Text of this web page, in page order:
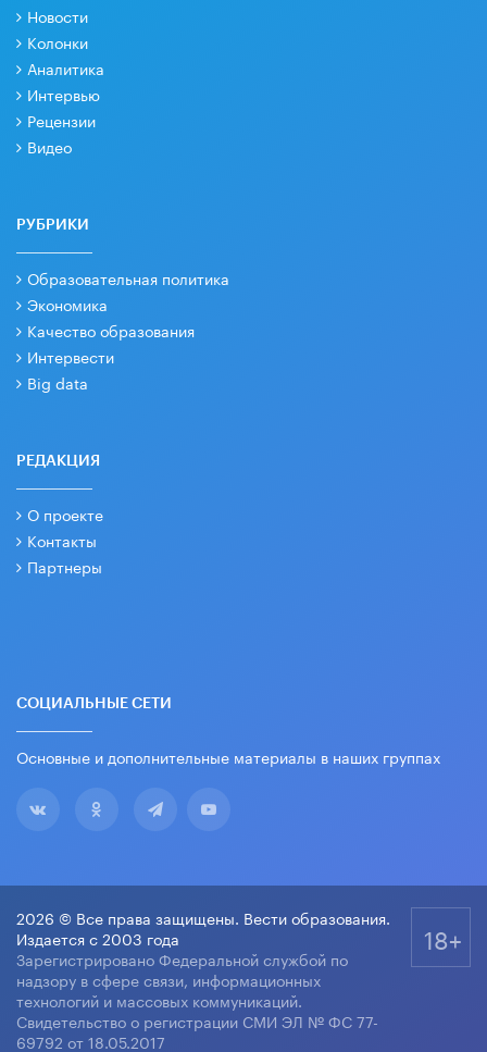
Новости
Колонки
Аналитика
Интервью
Рецензии
Видео
РУБРИКИ
Образовательная политика
Экономика
Качество образования
Интервести
Big data
РЕДАКЦИЯ
О проекте
Контакты
Партнеры
СОЦИАЛЬНЫЕ СЕТИ
Основные и дополнительные материалы в наших группах
2026 © Все права защищены. Вести образования.
Издается с 2003 года
Зарегистрировано Федеральной службой по
надзору в сфере связи, информационных
технологий и массовых коммуникаций.
Свидетельство о регистрации СМИ ЭЛ № ФС 77-
69792 от 18.05.2017
18+